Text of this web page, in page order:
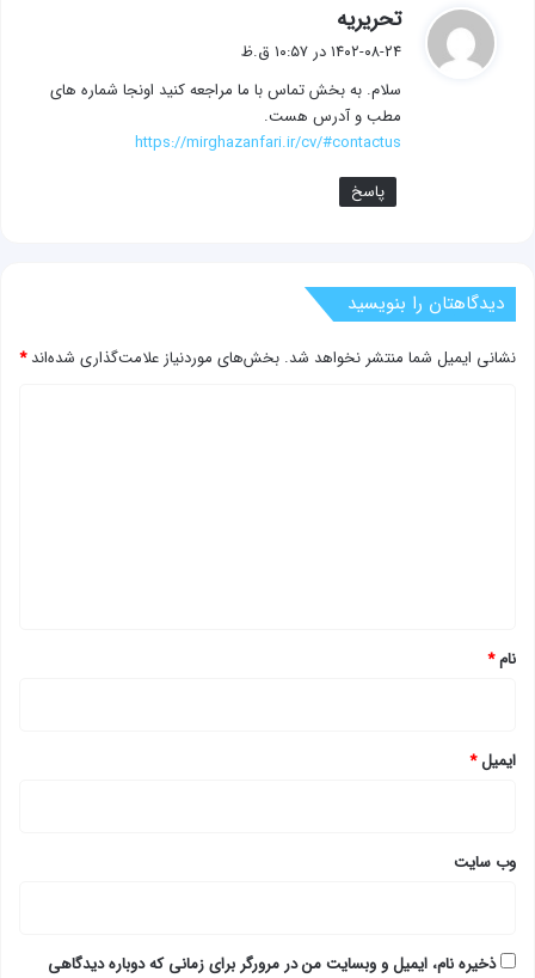
تحریریه
ف
:
۱۴۰۲-۰۸-۲۴ در ۱۰:۵۷ ق.ظ
سلام. به بخش تماس با ما مراجعه کنید اونجا شماره های
مطب و آدرس هست.
https://mirghazanfari.ir/cv/#contactus
پاسخ
دیدگاهتان را بنویسید
نشانی ایمیل شما منتشر نخواهد شد. بخش‌های موردنیاز علامت‌گذاری شده‌اند*
نام*
ایمیل*
وب‌ سایت
ذخیره نام، ایمیل و وبسایت من در مرورگر برای زمانی که دوباره دیدگاهی